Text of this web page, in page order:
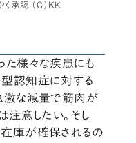
承認 （C）KK
た様々な疾患にも
型認知症に対する
激な減量で筋肉が
注意したい。そし
庫が確保されるの